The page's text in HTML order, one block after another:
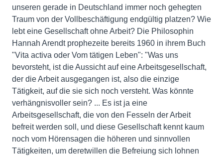
unseren gerade in Deutschland immer noch gehegten
Traum von der Vollbeschäftigung endgültig platzen? Wie
lebt eine Gesellschaft ohne Arbeit? Die Philosophin
Hannah Arendt prophezeite bereits 1960 in ihrem Buch
"Vita activa oder Vom tätigen Leben": "Was uns
bevorsteht, ist die Aussicht auf eine Arbeitsgesellschaft,
der die Arbeit ausgegangen ist, also die einzige
Tätigkeit, auf die sie sich noch versteht. Was könnte
verhängnisvoller sein? ... Es ist ja eine
Arbeitsgesellschaft, die von den Fesseln der Arbeit
befreit werden soll, und diese Gesellschaft kennt kaum
noch vom Hörensagen die höheren und sinnvollen
Tätigkeiten, um deretwillen die Befreiung sich lohnen